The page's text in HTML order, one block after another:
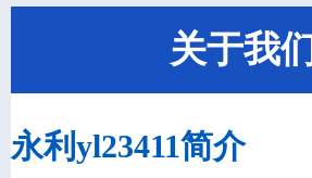
关于我们
​永利yl23411简介